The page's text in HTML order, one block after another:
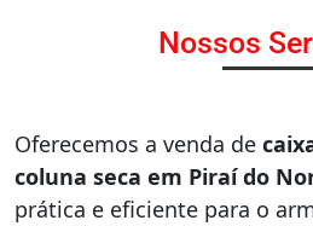
Nossos
Oferecemos a venda de
coluna seca em Piraí do
prática e eficiente para o